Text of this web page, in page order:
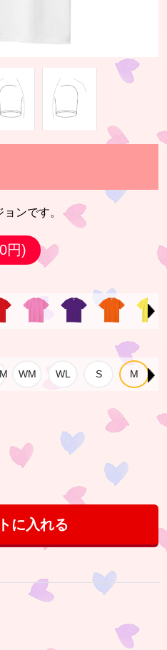
ンです。
円)
に入れる